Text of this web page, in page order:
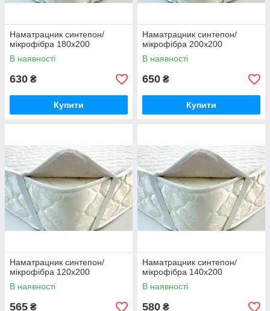
Наматрацник синтепон/
мікрофібра 180х200
В наявності
630 ₴
Купити
Наматрацник синтепон/
мікрофібра 200х200
В наявності
650 ₴
Купити
Наматрацник синтепон/
мікрофібра 120х200
В наявності
565 ₴
Наматрацник синтепон/
мікрофібра 140х200
В наявності
580 ₴